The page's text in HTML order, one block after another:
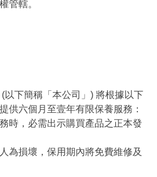
管轄。
以下簡稱「本公司」) 將根據以下
供六個月至壹年有限保養服務：
時，必需出示購買產品之正本發
為損壞，保用期內將免費維修及